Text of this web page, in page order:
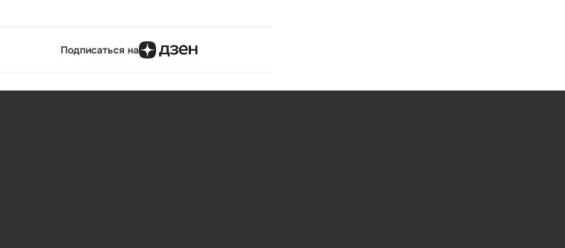
Подписаться на